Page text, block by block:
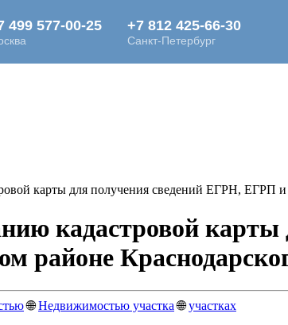
карты для получения сведений ЕГРН, ЕГРП
кадастровой
районе
🌐Недвижимостью участка🌐участках